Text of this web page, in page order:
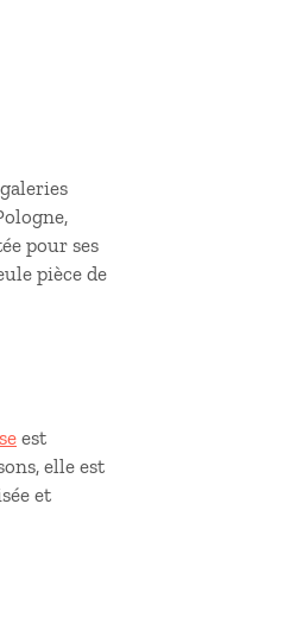
pour ses
pièce de
est
elle est
et